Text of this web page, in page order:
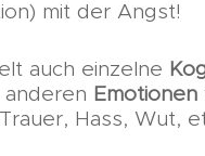
mit der Angst!
auch einzelne
anderen Emotionen
Hass, Wut,